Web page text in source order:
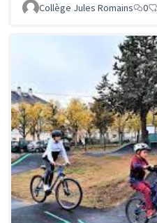
Collège Jules Romains
0